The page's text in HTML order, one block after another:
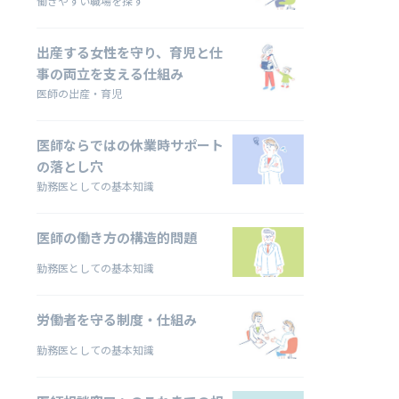
出産する女性を守り、育児と仕
事の両立を支える仕組み
医師の出産・育児
医師ならではの休業時サポート
の落とし穴
勤務医としての基本知識
医師の働き方の構造的問題
勤務医としての基本知識
労働者を守る制度・仕組み
勤務医としての基本知識